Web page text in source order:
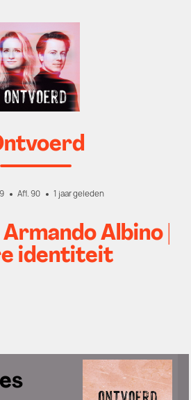
Afl. 90 1 jaar geleden
Albino |
identiteit